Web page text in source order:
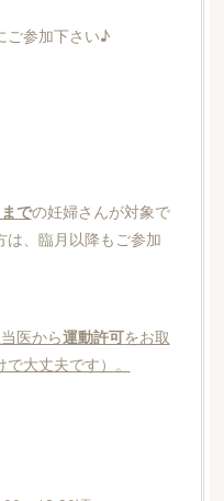
ご参加下さい♪
での妊婦さんが対象で
、臨月以降もご参加
医から運動許可をお取
大丈夫です）。